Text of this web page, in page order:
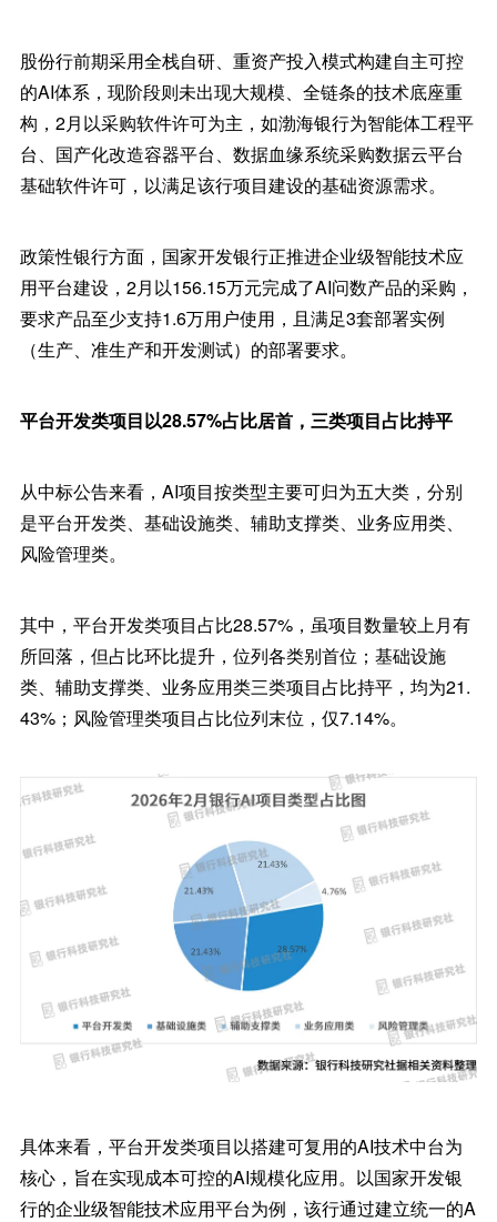
股份行前期采用全栈自研、重资产投入模式构建自主可控
的AI体系，现阶段则未出现大规模、全链条的技术底座重
构，2月以采购软件许可为主，如渤海银行为智能体工程平
台、国产化改造容器平台、数据血缘系统采购数据云平台
基础软件许可，以满足该行项目建设的基础资源需求。
政策性银行方面，国家开发银行正推进企业级智能技术应
用平台建设，2月以156.15万元完成了AI问数产品的采购，
要求产品至少支持1.6万用户使用，且满足3套部署实例
（生产、准生产和开发测试）的部署要求。
平台开发类项目以28.57%占比居首，三类项目占比持平
从中标公告来看，AI项目按类型主要可归为五大类，分别
是平台开发类、基础设施类、辅助支撑类、业务应用类、
风险管理类。
其中，平台开发类项目占比28.57%，虽项目数量较上月有
所回落，但占比环比提升，位列各类别首位；基础设施
类、辅助支撑类、业务应用类三类项目占比持平，均为21.
43%；风险管理类项目占比位列末位，仅7.14%。
具体来看，平台开发类项目以搭建可复用的AI技术中台为
核心，旨在实现成本可控的AI规模化应用。以国家开发银
行的企业级智能技术应用平台为例，该行通过建立统一的A